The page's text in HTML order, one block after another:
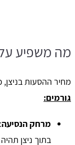
מה משפיע
מחיר ההסעות
גורמים:
מרחק הנסיעה
בתוך ניצן